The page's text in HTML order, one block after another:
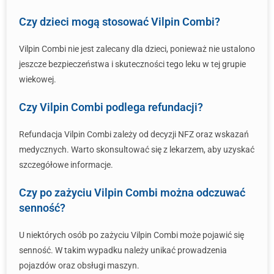
Czy dzieci mogą stosować Vilpin Combi?
Vilpin Combi nie jest zalecany dla dzieci, ponieważ nie ustalono
jeszcze bezpieczeństwa i skuteczności tego leku w tej grupie
wiekowej.
Czy Vilpin Combi podlega refundacji?
Refundacja Vilpin Combi zależy od decyzji NFZ oraz wskazań
medycznych. Warto skonsultować się z lekarzem, aby uzyskać
szczegółowe informacje.
Czy po zażyciu Vilpin Combi można odczuwać
senność?
U niektórych osób po zażyciu Vilpin Combi może pojawić się
senność. W takim wypadku należy unikać prowadzenia
pojazdów oraz obsługi maszyn.